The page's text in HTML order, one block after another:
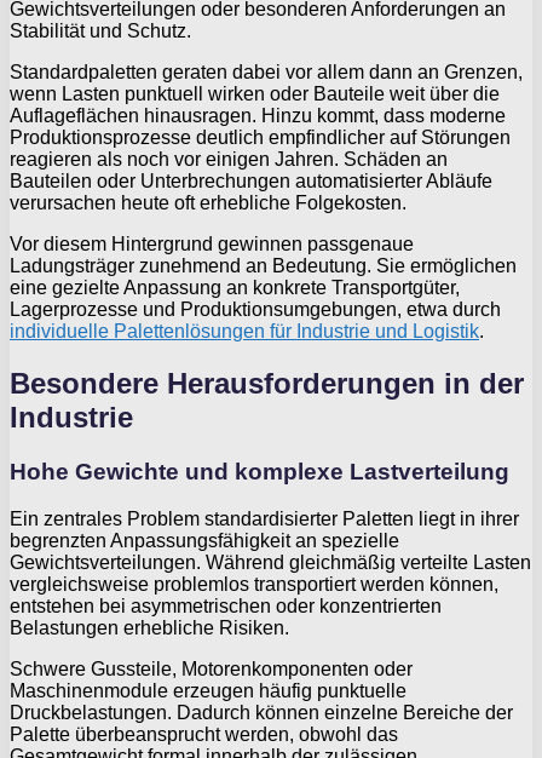
Gewichtsverteilungen oder besonderen Anforderungen an
Stabilität und Schutz.
Standardpaletten geraten dabei vor allem dann an Grenzen,
wenn Lasten punktuell wirken oder Bauteile weit über die
Auflageflächen hinausragen. Hinzu kommt, dass moderne
Produktionsprozesse deutlich empfindlicher auf Störungen
reagieren als noch vor einigen Jahren. Schäden an
Bauteilen oder Unterbrechungen automatisierter Abläufe
verursachen heute oft erhebliche Folgekosten.
Vor diesem Hintergrund gewinnen passgenaue
Ladungsträger zunehmend an Bedeutung. Sie ermöglichen
eine gezielte Anpassung an konkrete Transportgüter,
Lagerprozesse und Produktionsumgebungen, etwa durch
individuelle Palettenlösungen für Industrie und Logistik.
Besondere Herausforderungen in der
Industrie
Hohe Gewichte und komplexe Lastverteilung
Ein zentrales Problem standardisierter Paletten liegt in ihrer
begrenzten Anpassungsfähigkeit an spezielle
Gewichtsverteilungen. Während gleichmäßig verteilte Lasten
vergleichsweise problemlos transportiert werden können,
entstehen bei asymmetrischen oder konzentrierten
Belastungen erhebliche Risiken.
Schwere Gussteile, Motorenkomponenten oder
Maschinenmodule erzeugen häufig punktuelle
Druckbelastungen. Dadurch können einzelne Bereiche der
Palette überbeansprucht werden, obwohl das